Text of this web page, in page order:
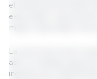
el potencial de Santa
exportador nacional
mayor exportador de
La carne de cerdo
abril, el estado exportó
ingresos por 155,8